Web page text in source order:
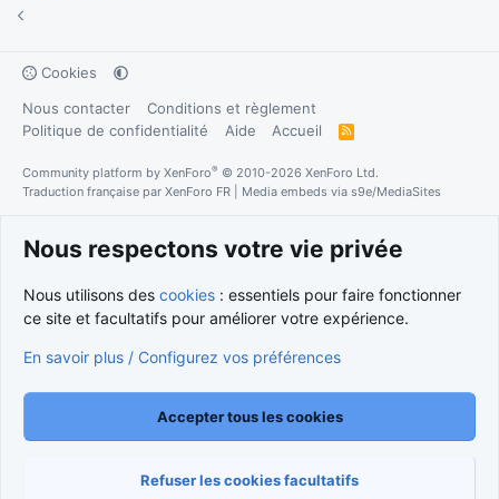
Cookies
Nous contacter
Conditions et règlement
Politique de confidentialité
Aide Accueil
R
S
Community platform by XenForo® © 2010-2026 XenForo Ltd.
Traduction française par XenForo FR Media embeds via s9e/MediaSites
Nous respectons votre vie privée
Nous utilisons des cookies : essentiels pour faire fonctionner
ce site et facultatifs pour améliorer votre expérience.
En savoir plus / Configurez vos préférences
Accepter tous les cookies
Refuser les cookies facultatifs